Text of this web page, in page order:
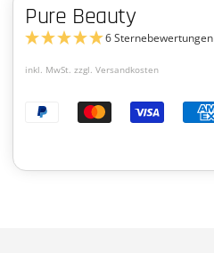
Pure Beauty
6 Sternebewertungen
inkl. MwSt. zzgl. Versandkosten